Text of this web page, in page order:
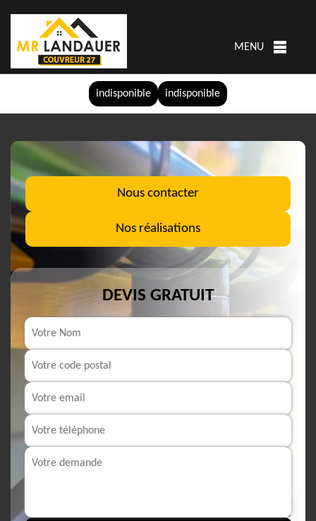
indisponible indisponible
MENU
Nous contacter
Nos réalisations
DEVIS GRATUIT